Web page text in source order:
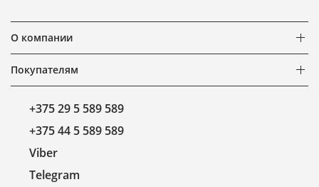
О компании
Покупателям
+375 29 5 589 589
+375 44 5 589 589
Viber
Telegram